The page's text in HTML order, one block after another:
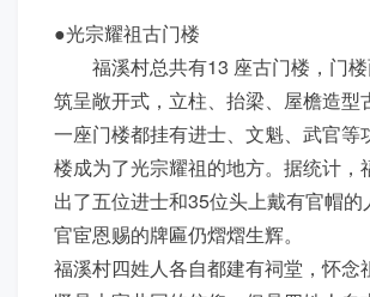
●光宗耀祖古门楼
福溪村总共有13 座古门楼，门楼
筑呈敞开式，立柱、抬梁、屋檐造型
一座门楼都挂有进士、文魁、武官等
楼成为了光宗耀祖的地方。据统计，
出了五位进士和35位头上戴有官帽
官宦恩赐的牌匾仍熠熠生辉。
福溪村四姓人各自都建有祠堂，怀念